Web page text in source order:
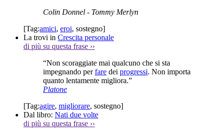
Colin Donnel - Tommy Merlyn
[Tag:amici, eroi, sostegno]
La trovi in Crescita personale
di più su questa frase ››
“Non scoraggiate mai qualcuno che si sta
impegnando perfare dei progressi. Non importa
quanto lentamente migliora.”
Platone
[Tag:agire, migliorare, sostegno]
Dal libro: Nati due volte
di più su questa frase ››